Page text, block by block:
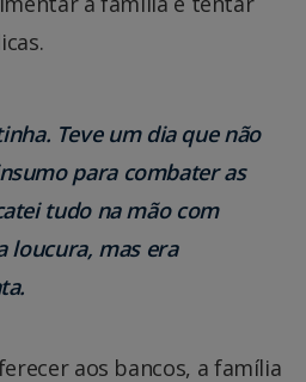
Teve um dia que não
para combater as
tudo na mão com
loucura, mas era
aos bancos, a família